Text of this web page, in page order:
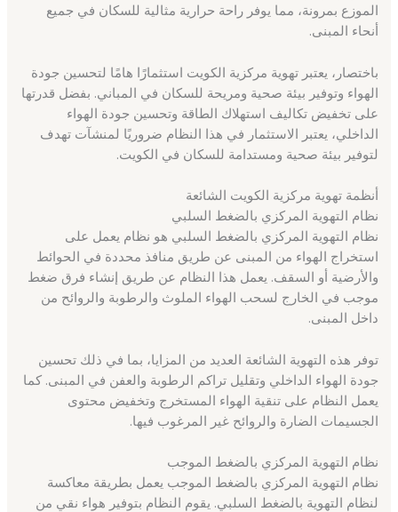
الموزع بمرونة، مما يوفر راحة حرارية مثالية للسكان في جميع
أنحاء المبنى.
باختصار، يعتبر تهوية مركزية الكويت استثمارًا هامًا لتحسين جودة
الهواء وتوفير بيئة صحية ومريحة للسكان في المباني. بفضل قدرتها
على تخفيض تكاليف استهلاك الطاقة وتحسين جودة الهواء
الداخلي، يعتبر الاستثمار في هذا النظام ضروريًا لمنشآت تهدف
لتوفير بيئة صحية ومستدامة للسكان في الكويت.
أنظمة تهوية مركزية الكويت الشائعة
نظام التهوية المركزي بالضغط السلبي
نظام التهوية المركزي بالضغط السلبي هو نظام يعمل على
استخراج الهواء من المبنى عن طريق منافذ محددة في الحوائط
والأرضية أو السقف. يعمل هذا النظام عن طريق إنشاء فرق ضغط
موجب في الخارج لسحب الهواء الملوث والرطوبة والروائح من
داخل المبنى.
توفر هذه التهوية الشائعة العديد من المزايا، بما في ذلك تحسين
جودة الهواء الداخلي وتقليل تراكم الرطوبة والعفن في المبنى. كما
يعمل النظام على تنقية الهواء المستخرج وتخفيض محتوى
الجسيمات الضارة والروائح غير المرغوب فيها.
نظام التهوية المركزي بالضغط الموجب
نظام التهوية المركزي بالضغط الموجب يعمل بطريقة معاكسة
لنظام التهوية بالضغط السلبي. يقوم النظام بتوفير هواء نقي من